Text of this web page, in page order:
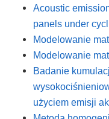
Acoustic
panels under
Modelowanie
Modelowanie
Badanie
użyciem emisji